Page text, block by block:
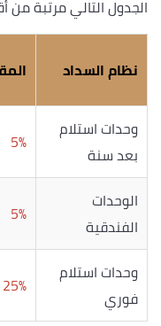
الجدول التالي مرتبة
نظام السداد
وحدات استلام
بعد سنة
5%
الوحدات
الفندقية
5%
وحدات استلام
فوري
25%